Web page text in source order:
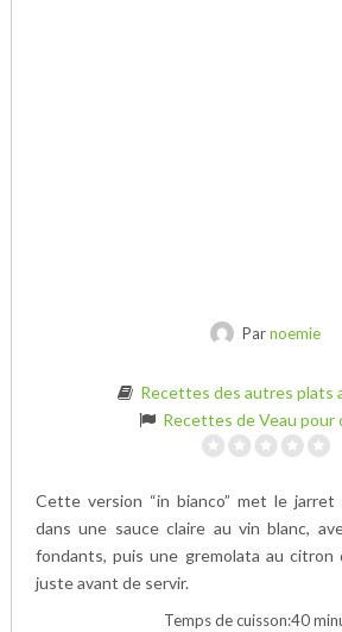
Parnoemie
Recettes des autres plats
Recettes de Veau pour
Cette version “in bianco” met le jarret
dans une sauce claire au vin blanc,
fondants, puis une gremolata au citron
juste avant de servir.
Temps de cuisson:40